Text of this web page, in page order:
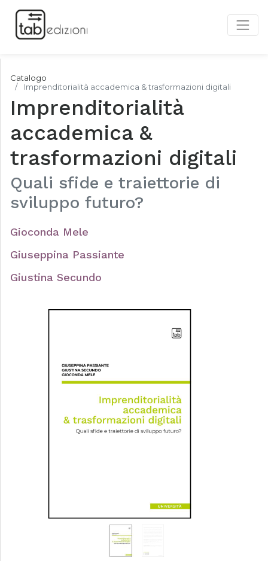
Catalogo
Imprenditorialità accademica & trasformazioni digitali
Imprenditorialità
accademica &
trasformazioni digitali
Quali sfide e traiettorie di
sviluppo futuro?
Gioconda Mele
Giuseppina Passiante
Giustina Secundo